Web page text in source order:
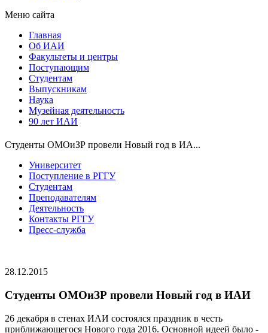
Меню сайта
Главная
Об ИАИ
Факультеты и центры
Поступающим
Студентам
Выпускникам
Наука
Музейная деятельность
90 лет ИАИ
Студенты ОМОиЗР провели Новый год в ИА...
Университет
Поступление в РГГУ
Студентам
Преподавателям
Деятельность
Контакты РГГУ
Пресс-служба
28.12.2015
Студенты ОМОиЗР провели Новый год в ИАИ
26 декабря в стенах ИАИ состоялся праздник в честь
приближающегося Нового года 2016. Основной идеей было -